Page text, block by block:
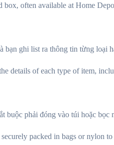
box, often available at Home
bạn ghi list ra thông tin từng loại
details of each type of item,
buộc phải đóng vào túi hoặc
packed in bags or nylon